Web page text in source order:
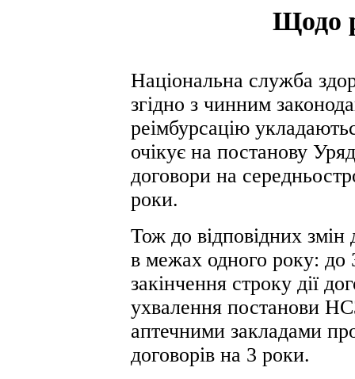
Щодо
Національна служба
згідно з чинним
реімбурсацію
очікує на постанову
договори на
роки.
Тож до відповідних змін
в межах одного року: до
закінчення строку дії
ухвалення постанови
аптечними закладами
договорів на 3 роки.